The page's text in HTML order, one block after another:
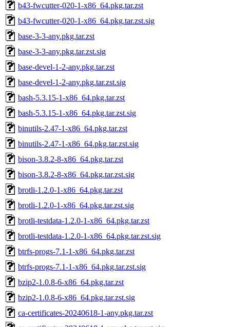
b43-fwcutter-020-1-x86_64.pkg.tar.zst
b43-fwcutter-020-1-x86_64.pkg.tar.zst.sig
base-3-3-any.pkg.tar.zst
base-3-3-any.pkg.tar.zst.sig
base-devel-1-2-any.pkg.tar.zst
base-devel-1-2-any.pkg.tar.zst.sig
bash-5.3.15-1-x86_64.pkg.tar.zst
bash-5.3.15-1-x86_64.pkg.tar.zst.sig
binutils-2.47-1-x86_64.pkg.tar.zst
binutils-2.47-1-x86_64.pkg.tar.zst.sig
bison-3.8.2-8-x86_64.pkg.tar.zst
bison-3.8.2-8-x86_64.pkg.tar.zst.sig
brotli-1.2.0-1-x86_64.pkg.tar.zst
brotli-1.2.0-1-x86_64.pkg.tar.zst.sig
brotli-testdata-1.2.0-1-x86_64.pkg.tar.zst
brotli-testdata-1.2.0-1-x86_64.pkg.tar.zst.sig
btrfs-progs-7.1-1-x86_64.pkg.tar.zst
btrfs-progs-7.1-1-x86_64.pkg.tar.zst.sig
bzip2-1.0.8-6-x86_64.pkg.tar.zst
bzip2-1.0.8-6-x86_64.pkg.tar.zst.sig
ca-certificates-20240618-1-any.pkg.tar.zst